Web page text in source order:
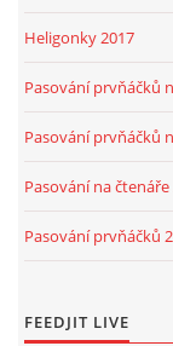
Heligonky 2017
Pasování prvňáčků
Pasování prvňáčků
Pasování na čtenáře
Pasování prvňáčků
FEEDJIT LIVE